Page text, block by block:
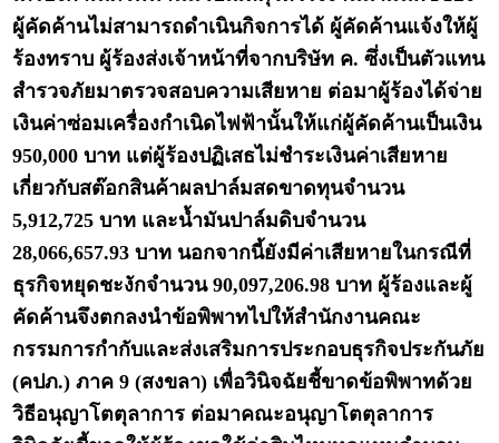
ผู้คัดค้านไม่สามารถดำเนินกิจการได้ ผู้คัดค้านแจ้งให้ผู้
ร้องทราบ ผู้ร้องส่งเจ้าหน้าที่จากบริษัท ค. ซึ่งเป็นตัวแทน
สำรวจภัยมาตรวจสอบความเสียหาย ต่อมาผู้ร้องได้จ่าย
เงินค่าซ่อมเครื่องกำเนิดไฟฟ้านั้นให้แก่ผู้คัดค้านเป็นเงิน
950,000 บาท แต่ผู้ร้องปฏิเสธไม่ชำระเงินค่าเสียหาย
เกี่ยวกับสต๊อกสินค้าผลปาล์มสดขาดทุนจำนวน
5,912,725 บาท และน้ำมันปาล์มดิบจำนวน
28,066,657.93 บาท นอกจากนี้ยังมีค่าเสียหายในกรณีที่
ธุรกิจหยุดชะงักจำนวน 90,097,206.98 บาท ผู้ร้องและผู้
คัดค้านจึงตกลงนำข้อพิพาทไปให้สำนักงานคณะ
กรรมการกำกับและส่งเสริมการประกอบธุรกิจประกันภัย
(คปภ.) ภาค 9 (สงขลา) เพื่อวินิจฉัยชี้ขาดข้อพิพาทด้วย
วิธีอนุญาโตตุลาการ ต่อมาคณะอนุญาโตตุลาการ